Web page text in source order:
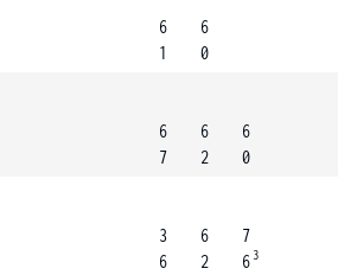
6
1
6
0
6
7
6
2
6
0
3
6
6
2
7
6 3